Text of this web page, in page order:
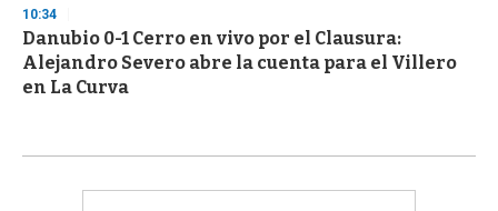
10:34
Danubio 0-1 Cerro en vivo por el Clausura:
Alejandro Severo abre la cuenta para el Villero
en La Curva